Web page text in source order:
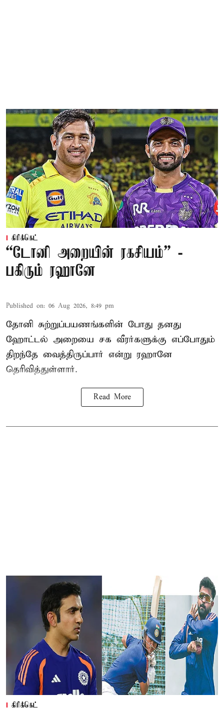
கிரிக்கெட்
“டோனி அறையின் ரகசியம்” -
பகிரும் ரஹானே
Published on: 06 Aug 2026, 8:49 pm
தோனி சுற்றுப்பயணங்களின் போது தனது
ஹோட்டல் அறையை சக வீரர்களுக்கு எப்போதும்
திறந்தே வைத்திருப்பார் என்று ரஹானே
தெரிவித்துள்ளார்.
Read More
கிரிக்கெட்